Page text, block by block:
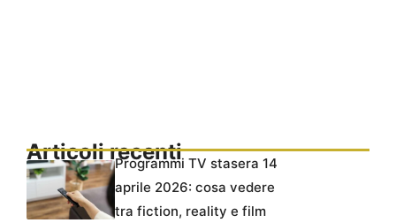
Articoli recentiProgrammi TV stasera 14
aprile 2026: cosa vedere
tra fiction, reality e film